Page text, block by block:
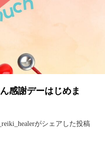
感謝デーはじめま
がシェアした投稿